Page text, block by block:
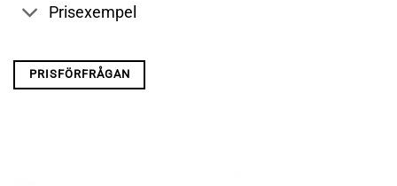
Prisexempel
PRISFÖRFRÅGAN